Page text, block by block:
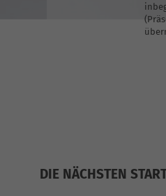
DIE NÄCHSTEN